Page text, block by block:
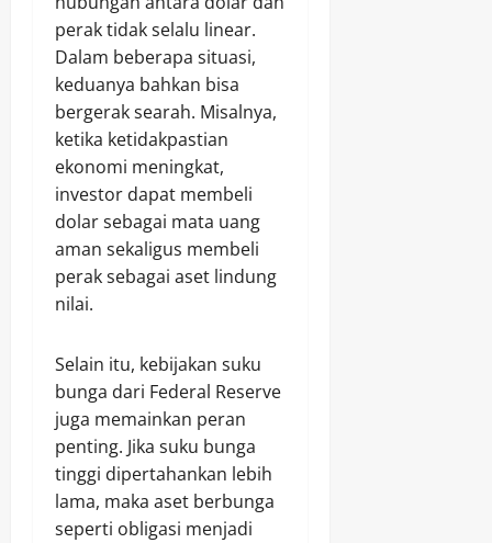
perak tidak selalu linear.
Dalam beberapa situasi,
keduanya bahkan bisa
bergerak searah. Misalnya,
ketika ketidakpastian
ekonomi meningkat,
investor dapat membeli
dolar sebagai mata uang
aman sekaligus membeli
perak sebagai aset lindung
nilai.
Selain itu, kebijakan suku
bunga dari Federal Reserve
juga memainkan peran
penting. Jika suku bunga
tinggi dipertahankan lebih
lama, maka aset berbunga
seperti obligasi menjadi